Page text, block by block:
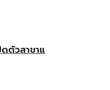
ตัวสาขาแ